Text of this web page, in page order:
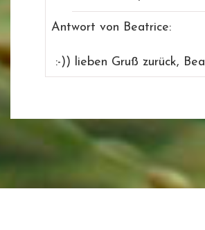
Antwort von Beatrice:
:-)) lieben Gruß zurück, Bea